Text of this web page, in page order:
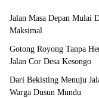
Jalan Masa Depan Mulai
Maksimal
Gotong Royong Tanpa
Jalan Cor Desa Kesongo
Dari Bekisting Menuju
Warga Dusun Mundu